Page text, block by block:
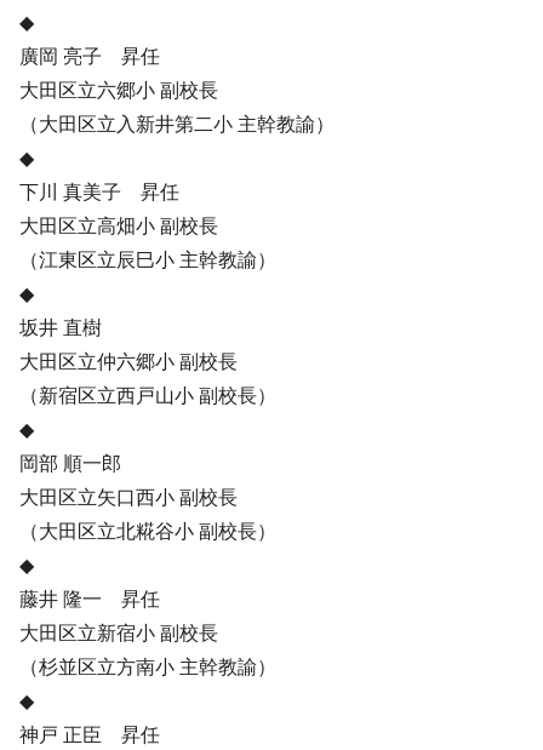
◆
廣岡 亮子 昇任
大田区立六郷小 副校長
（大田区立入新井第二小 主幹教諭）
◆
下川 真美子 昇任
大田区立高畑小 副校長
（江東区立辰巳小 主幹教諭）
◆
坂井 直樹
大田区立仲六郷小 副校長
（新宿区立西戸山小 副校長）
◆
岡部 順一郎
大田区立矢口西小 副校長
（大田区立北糀谷小 副校長）
◆
藤井 隆一 昇任
大田区立新宿小 副校長
（杉並区立方南小 主幹教諭）
◆
神戸 正臣 昇任